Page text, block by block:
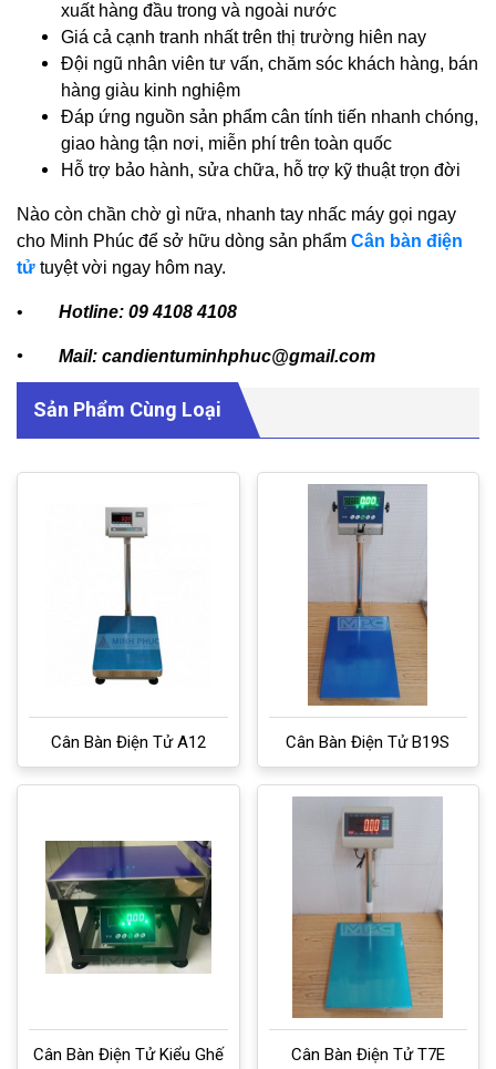
xuất hàng đầu trong và ngoài nước
Giá cả cạnh tranh nhất trên thị trường hiên nay
Đội ngũ nhân viên tư vấn, chăm sóc khách hàng, bán
hàng giàu kinh nghiệm
Đáp ứng nguồn sản phẩm cân tính tiến nhanh chóng,
giao hàng tận nơi, miễn phí trên toàn quốc
Hỗ trợ bảo hành, sửa chữa, hỗ trợ kỹ thuật trọn đời
Nào còn chần chờ gì nữa, nhanh tay nhấc máy gọi ngay
cho Minh Phúc để sở hữu dòng sản phẩm Cân bàn điện
tử tuyệt vời ngay hôm nay.
• Hotline: 09 4108 4108
• Mail: candientuminhphuc@gmail.com
Sản Phẩm Cùng Loại
Cân Bàn Điện Tử A12 Cân Bàn Điện Tử B19S
Cân Bàn Điện Tử Kiểu Ghế Cân Bàn Điện Tử T7E